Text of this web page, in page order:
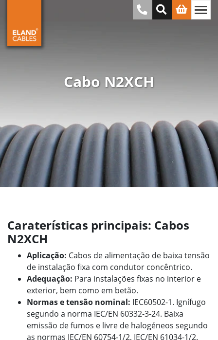
Cabo N2XCH
Caraterísticas principais: Cabos
N2XCH
Aplicação: Cabos de alimentação de baixa tensão
de instalação fixa com condutor concêntrico.
Adequação: Para instalações fixas no interior e
exterior, bem como em betão.
Normas e tensão nominal: IEC60502-1. Ignífugo
segundo a norma IEC/EN 60332-3-24. Baixa
emissão de fumos e livre de halogéneos segundo
as normas IEC/EN 60754-1/2, IEC/EN 61034-1/2.